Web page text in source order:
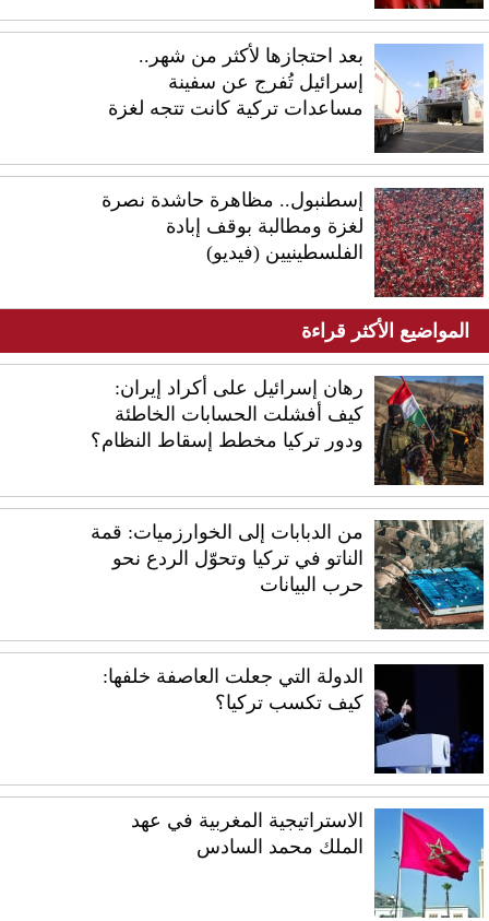
بعد احتجازها لأكثر من شهر..
إسرائيل تُفرج عن سفينة
مساعدات تركية كانت تتجه لغزة
إسطنبول.. مظاهرة حاشدة نصرة
لغزة ومطالبة بوقف إبادة
الفلسطينيين (فيديو)
المواضيع الأكثر قراءة
رهان إسرائيل على أكراد إيران:
كيف أفشلت الحسابات الخاطئة
ودور تركيا مخطط إسقاط النظام؟
من الدبابات إلى الخوارزميات: قمة
الناتو في تركيا وتحوّل الردع نحو
حرب البيانات
الدولة التي جعلت العاصفة خلفها:
كيف تكسب تركيا؟
الاستراتيجية المغربية في عهد
الملك محمد السادس